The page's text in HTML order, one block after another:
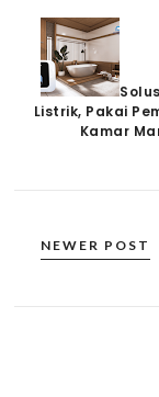
Listrik, Pakai
Kamar
NEWER POST